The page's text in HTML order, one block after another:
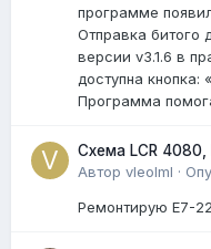
программе
Отправка битого
версии v3.1.6 в
доступна
Программа
Схема LCR 4080,
Автор vleolml ·
Ремонтирую E7-22